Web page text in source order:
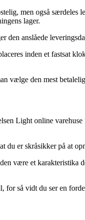
men også særdeles
lager.
den anslåede
inden et fastsat
vælge den mest
Light online
du er skråsikker på at
være et karakteristika
så vidt du ser en